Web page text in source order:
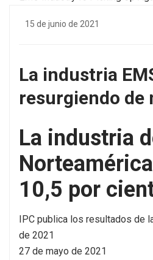
15 de junio de 2021
La industria
resurgiendo de
La industria
10,5 por
IPC publica los resultados de
de 2021
27 de mayo de 2021